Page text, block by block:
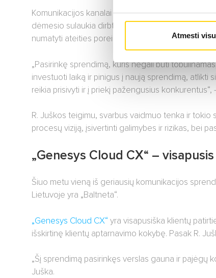
Atmesti
Komunikacijos kanalai ir būdai sparčiai keičiasi ir
dėmesio sulaukia dirbtinis intelektas, kurio
numatyti ateities poreikius yra esminis, jei
„Pasirinkę sprendimą, kuris negali būti
investuoti laiką ir pinigus į naują sprendimą, atlikti
reikia prisivyti ir į priekį pažengusius
R. Juškos teigimu, svarbus vaidmuo tenka ir
procesų viziją, įsivertinti galimybes ir rizikas, bei
„Genesys Cloud CX“ –
Šiuo metu vieną iš geriausių komunikacijos
Lietuvoje yra „Baltneta“.
„Genesys Cloud CX“ yra visapusiška klientų
išskirtinę klientų aptarnavimo kokybę. Pasak R.
„Šį sprendimą pasirinkęs verslas gauna ir pajėgų
Juška.